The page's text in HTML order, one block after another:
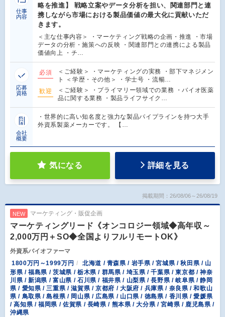
仕事
内容
略を推進】 戦略立案やデータ分析を担い、関連部門と連
携しながら市場における製品価値の最大化に貢献いただ
きます。
＜主な仕事内容＞ ・マーケティング戦略の企画・推進 ・市場
データの分析・施策への反映 ・関連部門との連携による製品
価値向上 ・チ…
応募
資格
必須
＜ご経験＞ ・マーケティングの実務 ・部下マネジメン
ト ＜学歴・その他＞ ・学士号 ・流暢…
歓迎
＜ご経験＞ ・プライマリー領域での業務 ・バイオ医薬
品に関する業務 ・製品ライフサイク…
会社
概要
・世界的に高い知名度と強力な製品パイプラインを持つ大手
外資系製薬メーカーです。 【…
気になる 詳細を見る
掲載期間：26/08/06～26/08/19
NEW マーケティング・販促企画
マーケティングリード《オンコロジー領域◆高年収～
2,000万円＋SO◆全国よりフルリモートOK》
外資系バイオファーマ
1800万円～1999万円
北海道 / 青森県 / 岩手県 / 宮城県 / 秋田県 / 山
形県 / 福島県 / 茨城県 / 栃木県 / 群馬県 / 埼玉県 / 千葉県 / 東京都 / 神奈
川県 / 新潟県 / 富山県 / 石川県 / 福井県 / 山梨県 / 長野県 / 岐阜県 / 静岡
県 / 愛知県 / 三重県 / 滋賀県 / 京都府 / 大阪府 / 兵庫県 / 奈良県 / 和歌山
県 / 鳥取県 / 島根県 / 岡山県 / 広島県 / 山口県 / 徳島県 / 香川県 / 愛媛県
/ 高知県 / 福岡県 / 佐賀県 / 長崎県 / 熊本県 / 大分県 / 宮崎県 / 鹿児島県 /
沖縄県